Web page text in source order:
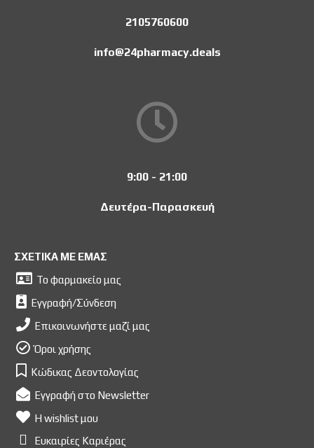
2105760600
info@24pharmacy.deals
9:00 - 21:00
Δευτέρα-Παρασκευή
ΣΧΕΤΙΚΑ ΜΕ ΕΜΑΣ
Το φαρμακείο μας
Εγγραφή/Σύνδεση
Επικοινωνήστε μαζί μας
Όροι χρήσης
Κώδικας Δεοντολογίας
Εγγραφή στο Newsletter
Η wishlist μου
Ευκαιρίες Kαριέρας